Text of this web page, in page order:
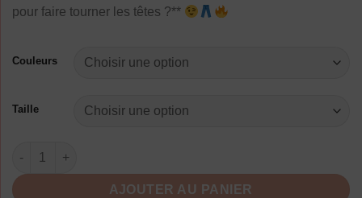
pour faire tourner les têtes ?**
Couleurs
Taille
quantité de Jean Évasé Denim Femme Pois Mode
AJOUTER AU PANIER